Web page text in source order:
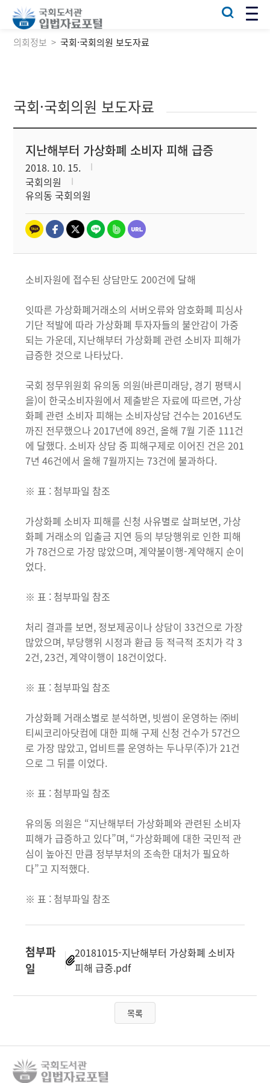
의회정보 국회·국회의원 보도자료
국회·국회의원 보도자료
지난해부터 가상화폐 소비자 피해 급증
2018. 10. 15.
국회의원
유의동 국회의원
소비자원에 접수된 상담만도 200건에 달해
잇따른 가상화폐거래소의 서버오류와 암호화폐 피싱사
기단 적발에 따라 가상화폐 투자자들의 불안감이 가중
되는 가운데, 지난해부터 가상화폐 관련 소비자 피해가
급증한 것으로 나타났다.
국회 정무위원회 유의동 의원(바른미래당, 경기 평택시
을)이 한국소비자원에서 제출받은 자료에 따르면, 가상
화폐 관련 소비자 피해는 소비자상담 건수는 2016년도
까진 전무했으나 2017년에 89건, 올해 7월 기준 111건
에 달했다. 소비자 상담 중 피해구제로 이어진 건은 201
7년 46건에서 올해 7월까지는 73건에 불과하다.
※ 표 : 첨부파일 참조
가상화폐 소비자 피해를 신청 사유별로 살펴보면, 가상
화폐 거래소의 입출금 지연 등의 부당행위로 인한 피해
가 78건으로 가장 많았으며, 계약불이행-계약해지 순이
었다.
※ 표 : 첨부파일 참조
처리 결과를 보면, 정보제공이나 상담이 33건으로 가장
많았으며, 부당행위 시정과 환급 등 적극적 조치가 각 3
2건, 23건, 계약이행이 18건이었다.
※ 표 : 첨부파일 참조
가상화폐 거래소별로 분석하면, 빗썸이 운영하는 ㈜비
티씨코리아닷컴에 대한 피해 구제 신청 건수가 57건으
로 가장 많았고, 업비트를 운영하는 두나무(주)가 21건
으로 그 뒤를 이었다.
※ 표 : 첨부파일 참조
유의동 의원은 “지난해부터 가상화폐와 관련된 소비자
피해가 급증하고 있다”며, “가상화폐에 대한 국민적 관
심이 높아진 만큼 정부부처의 조속한 대처가 필요하
다”고 지적했다.
※ 표 : 첨부파일 참조
첨부파
일
20181015-지난해부터 가상화폐 소비자
피해 급증.pdf
목록